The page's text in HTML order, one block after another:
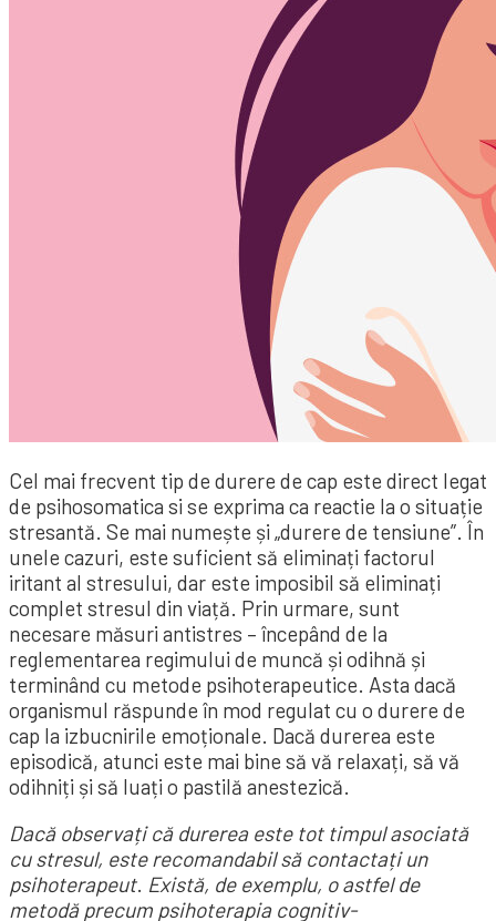
Cel mai frecvent tip de durere de cap este direct legat
de psihosomatica si se exprima ca reactie la o situație
stresantă. Se mai numește și „durere de tensiune”. În
unele cazuri, este suficient să eliminați factorul
iritant al stresului, dar este imposibil să eliminați
complet stresul din viață. Prin urmare, sunt
necesare măsuri antistres – începând de la
reglementarea regimului de muncă și odihnă și
terminând cu metode psihoterapeutice. Asta dacă
organismul răspunde în mod regulat cu o durere de
cap la izbucnirile emoționale. Dacă durerea este
episodică, atunci este mai bine să vă relaxați, să vă
odihniți și să luați o pastilă anestezică.
Dacă observați că durerea este tot timpul asociată
cu stresul, este recomandabil să contactați un
psihoterapeut. Există, de exemplu, o astfel de
metodă precum psihoterapia cognitiv-